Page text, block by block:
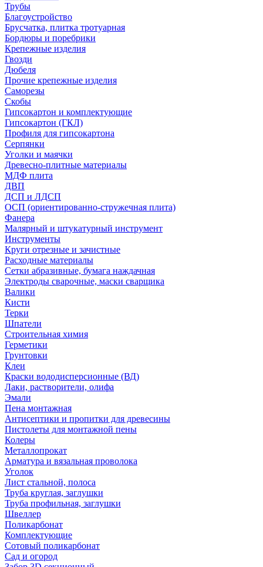
Трубы
Благоустройство
Брусчатка, плитка тротуарная
Бордюры и поребрики
Крепежные изделия
Гвозди
Дюбеля
Прочие крепежные изделия
Саморезы
Скобы
Гипсокартон и комплектующие
Гипсокартон (ГКЛ)
Профиля для гипсокартона
Серпянки
Уголки и маячки
Древесно-плитные материалы
МДФ плита
ДВП
ДСП и ЛДСП
ОСП (ориентированно-стружечная плита)
Фанера
Малярный и штукатурный инструмент
Инструменты
Круги отрезные и зачистные
Расходные материалы
Сетки абразивные, бумага наждачная
Электроды сварочные, маски сварщика
Валики
Кисти
Терки
Шпатели
Строительная химия
Герметики
Грунтовки
Клеи
Краски вододисперсионные (ВД)
Лаки, растворители, олифа
Эмали
Пена монтажная
Антисептики и пропитки для древесины
Пистолеты для монтажной пены
Колеры
Металлопрокат
Арматура и вязальная проволока
Уголок
Лист стальной, полоса
Труба круглая, заглушки
Труба профильная, заглушки
Швеллер
Поликарбонат
Комплектующие
Сотовый поликарбонат
Сад и огород